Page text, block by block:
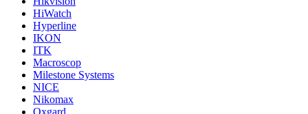
HiWatch
Hyperline
IKON
ITK
Macroscop
Milestone Systems
NICE
Nikomax
Oxgard